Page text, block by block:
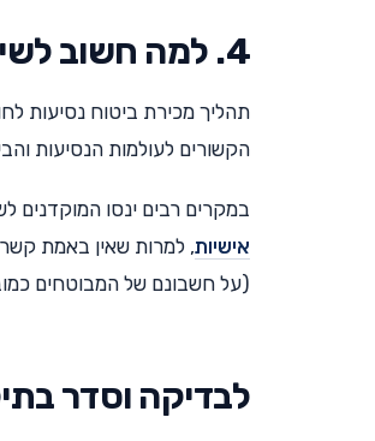
4. למה חשוב לשים לב כשקונים ביטוח נסיעות לחו"ל?
תהליך מכירת ביטוח נסיעות
הקשורים לעולמות הנסיעות
במקרים רבים ינסו המוקדנים
אישיות, למרות שאין באמת קשר
(על חשבונם של המבוטחים
לבדיקה וסדר